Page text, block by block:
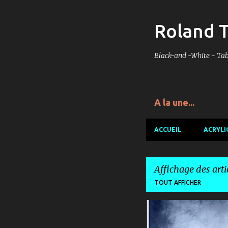
Roland
Black-and -White -
A la une...
ACCUEIL
Affichage des
TOUT AFFICHER
TABLEAUX COULEURS